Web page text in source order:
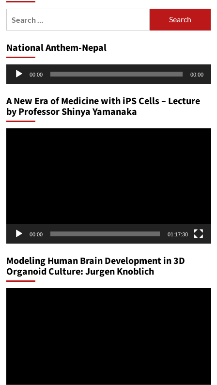
National Anthem-Nepal
Audio
Player
00:00 00:00
A New Era of Medicine with iPS Cells – Lecture
by Professor Shinya Yamanaka
00:00 01:17:30
Modeling Human Brain Development in 3D
Organoid Culture: Jurgen Knoblich